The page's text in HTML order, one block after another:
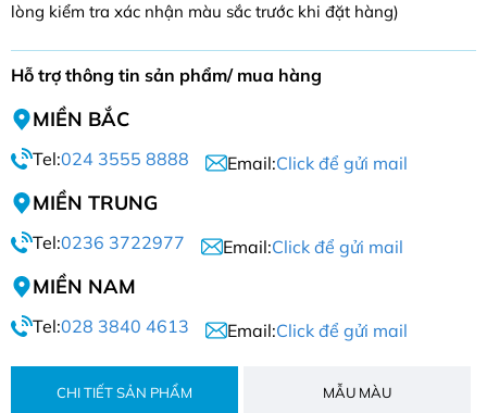
lòng kiểm tra xác nhận màu sắc trước khi đặt hàng)
Hỗ trợ thông tin sản phẩm/ mua hàng
MIỀN BẮC
Tel:024 3555 8888 Email:Click để gửi mail
MIỀN TRUNG
Tel:0236 3722977 Email:Click để gửi mail
MIỀN NAM
Tel:028 3840 4613 Email:Click để gửi mail
CHI TIẾT SẢN PHẨM MẪU MÀU